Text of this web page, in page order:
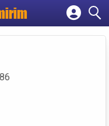
empresa